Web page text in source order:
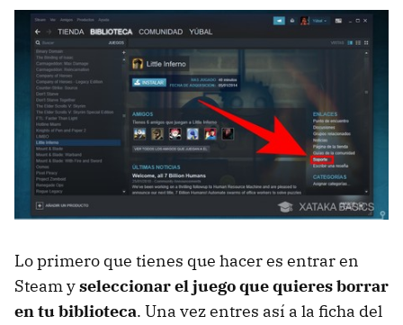
Lo primero que tienes que hacer es entrar en
Steam yseleccionar el juego que quieres borrar
en tu biblioteca. Una vez entres así a la ficha del